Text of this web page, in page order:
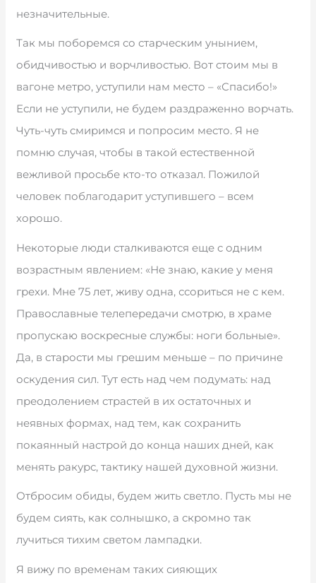
незначительные.
Так мы поборемся со старческим унынием,
обидчивостью и ворчливостью. Вот стоим мы в
вагоне метро, уступили нам место – «Спасибо!»
Если не уступили, не будем раздраженно ворчать.
Чуть-чуть смиримся и попросим место. Я не
помню случая, чтобы в такой естественной
вежливой просьбе кто-то отказал. Пожилой
человек поблагодарит уступившего – всем
хорошо.
Некоторые люди сталкиваются еще с одним
возрастным явлением: «Не знаю, какие у меня
грехи. Мне 75 лет, живу одна, ссориться не с кем.
Православные телепередачи смотрю, в храме
пропускаю воскресные службы: ноги больные».
Да, в старости мы грешим меньше – по причине
оскудения сил. Тут есть над чем подумать: над
преодолением страстей в их остаточных и
неявных формах, над тем, как сохранить
покаянный настрой до конца наших дней, как
менять ракурс, тактику нашей духовной жизни.
Отбросим обиды, будем жить светло. Пусть мы не
будем сиять, как солнышко, а скромно так
лучиться тихим светом лампадки.
Я вижу по временам таких сияющих